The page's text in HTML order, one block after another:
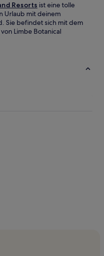
Resorts ist eine tolle
Urlaub mit deinem
Sie befindet sich mit dem
Limbe Botanical